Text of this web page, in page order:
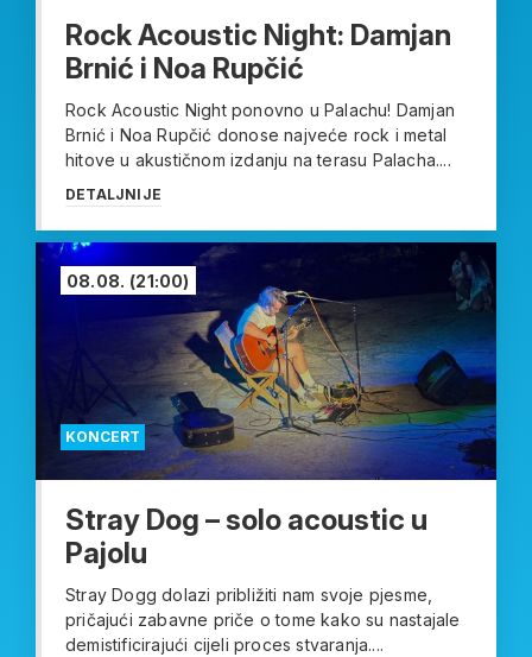
Rock Acoustic Night: Damjan
Brnić i Noa Rupčić
Rock Acoustic Night ponovno u Palachu! Damjan
Brnić i Noa Rupčić donose najveće rock i metal
hitove u akustičnom izdanju na terasu Palacha....
DETALJNIJE
KONCERT
08.08. (21:00)
Stray Dog – solo acoustic u
Pajolu
Stray Dogg dolazi približiti nam svoje pjesme,
pričajući zabavne priče o tome kako su nastajale
demistificirajući cijeli proces stvaranja....